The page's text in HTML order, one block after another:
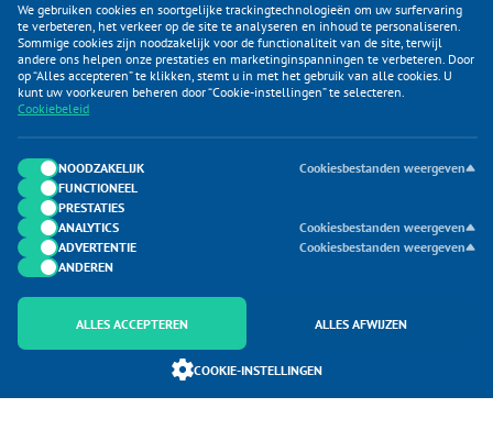
KLANTENSERVICE
CATEGORIEËN
DUIJVELAAR E-COMMERCE
CONTACTEN
Onderdeel van Duijvelaar E-commerce
We gebruiken cookies en soortgelijke trackingtechnologieën om uw surfervaring
te verbeteren, het verkeer op de site te analyseren en inhoud te personaliseren.
Sommige cookies zijn noodzakelijk voor de functionaliteit van de site, terwijl
andere ons helpen onze prestaties en marketinginspanningen te verbeteren. Door
op “Alles accepteren” te klikken, stemt u in met het gebruik van alle cookies. U
kunt uw voorkeuren beheren door “Cookie-instellingen” te selecteren.
Cookiebeleid
NOODZAKELIJK
Cookiesbestanden weergeven
FUNCTIONEEL
PRESTATIES
ANALYTICS
Cookiesbestanden weergeven
ADVERTENTIE
Cookiesbestanden weergeven
ANDEREN
ALLES ACCEPTEREN ALLES AFWIJZEN
COOKIE-INSTELLINGEN